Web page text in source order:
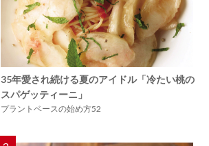
35年愛され続ける夏のアイドル「冷たい桃の
スパゲッティーニ」
プラントベースの始め方52